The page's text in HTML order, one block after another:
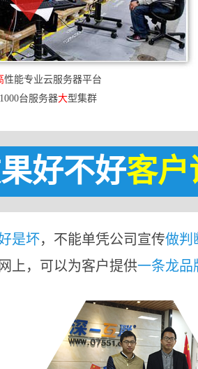
性能专业云服务器平台
1000台服务器大型集群
好不好客户
是坏，不能单凭公司宣传做判
上，可以为客户提供一条龙品